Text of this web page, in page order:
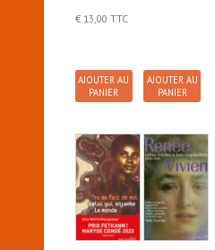
€ 13,00 TTC
AJOUTER AU
PANIER
AJOUTER AU
PANIER